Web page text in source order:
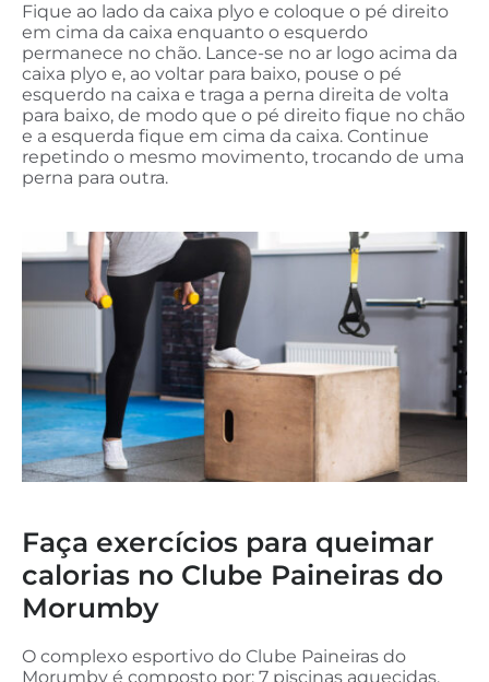
Fique ao lado da caixa plyo e coloque o pé direito
em cima da caixa enquanto o esquerdo
permanece no chão. Lance-se no ar logo acima da
caixa plyo e, ao voltar para baixo, pouse o pé
esquerdo na caixa e traga a perna direita de volta
para baixo, de modo que o pé direito fique no chão
e a esquerda fique em cima da caixa. Continue
repetindo o mesmo movimento, trocando de uma
perna para outra.
Faça exercícios para queimar
calorias no Clube Paineiras do
Morumby
O complexo esportivo do Clube Paineiras do
Morumby é composto por: 7 piscinas aquecidas,